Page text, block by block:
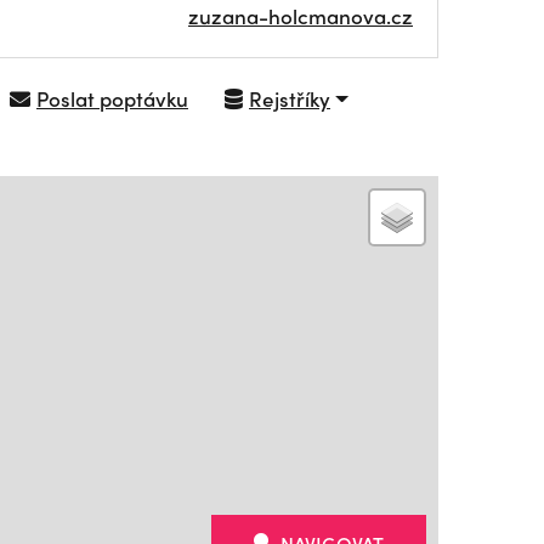
zuzana-holcmanova.cz
Poslat poptávku Rejstříky